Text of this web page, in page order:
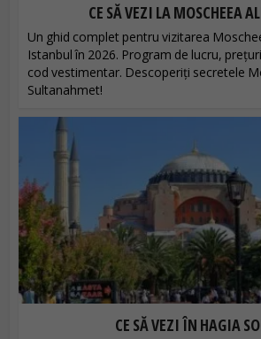
CE SĂ VEZI LA MOSCHEEA
Un ghid complet pentru vizitarea
Istanbul în 2026. Program de lucru,
cod vestimentar. Descoperiți secretele
Sultanahmet!
CE SĂ VEZI ÎN HAGIA